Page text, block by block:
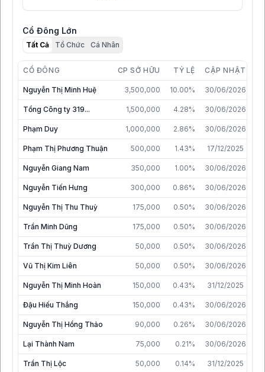
Cổ Đông Lớn
Tất Cả Tổ Chức Cá Nhân
CỔ ĐÔNG CP SỞ HỮU TỶ LỆ CẬP NHẬT
Nguyễn Thị Minh Huệ 3,500,000 10.00% 30/06/2026
Tổng Công ty 319... 1,500,000 4.28% 30/06/2026
Phạm Duy 1,000,000 2.86% 30/06/2026
Phạm Thị Phương Thuận 500,000 1.43% 17/12/2025
Nguyễn Giang Nam 350,000 1.00% 30/06/2026
Nguyễn Tiến Hưng 300,000 0.86% 30/06/2026
Nguyễn Thị Thu Thuỳ 175,000 0.50% 30/06/2026
Trần Minh Dũng 175,000 0.50% 30/06/2026
Trần Thị Thuỳ Dương 50,000 0.50% 30/06/2026
Vũ Thị Kim Liên 50,000 0.50% 30/06/2026
Nguyễn Thị Minh Hoàn 150,000 0.43% 31/12/2025
Đậu Hiếu Thắng 150,000 0.43% 30/06/2026
Nguyễn Thị Hồng Thảo 90,000 0.26% 30/06/2026
Lại Thành Nam 75,000 0.21% 30/06/2026
Trần Thị Lộc 50,000 0.14% 31/12/2025